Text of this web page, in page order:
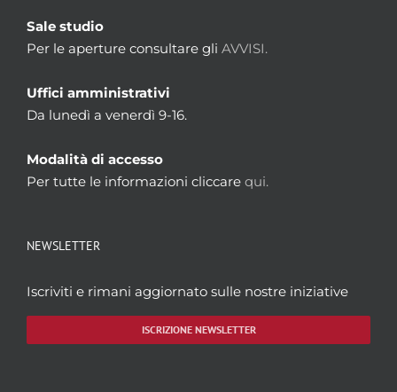
Sale studio
Per le aperture consultare gli AVVISI.
Uffici amministrativi
Da lunedì a venerdì 9-16.
Modalità di accesso
Per tutte le informazioni cliccare qui.
NEWSLETTER
Iscriviti e rimani aggiornato sulle nostre iniziative
ISCRIZIONE NEWSLETTER